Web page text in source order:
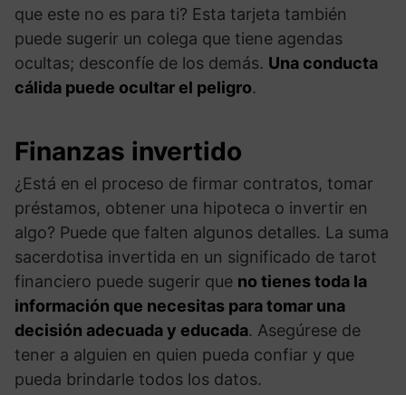
que este no es para ti? Esta tarjeta también
puede sugerir un colega que tiene agendas
ocultas; desconfíe de los demás. Una conducta
cálida puede ocultar el peligro.
Finanzas invertido
¿Está en el proceso de firmar contratos, tomar
préstamos, obtener una hipoteca o invertir en
algo? Puede que falten algunos detalles. La suma
sacerdotisa invertida en un significado de tarot
financiero puede sugerir que no tienes toda la
información que necesitas para tomar una
decisión adecuada y educada. Asegúrese de
tener a alguien en quien pueda confiar y que
pueda brindarle todos los datos.